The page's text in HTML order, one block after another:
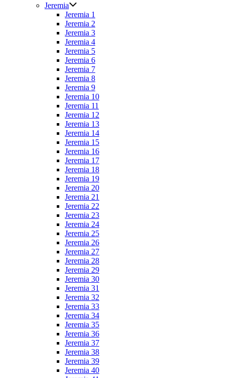
Jeremia
Jeremia 1
Jeremia 2
Jeremia 3
Jeremia 4
Jeremia 5
Jeremia 6
Jeremia 7
Jeremia 8
Jeremia 9
Jeremia 10
Jeremia 11
Jeremia 12
Jeremia 13
Jeremia 14
Jeremia 15
Jeremia 16
Jeremia 17
Jeremia 18
Jeremia 19
Jeremia 20
Jeremia 21
Jeremia 22
Jeremia 23
Jeremia 24
Jeremia 25
Jeremia 26
Jeremia 27
Jeremia 28
Jeremia 29
Jeremia 30
Jeremia 31
Jeremia 32
Jeremia 33
Jeremia 34
Jeremia 35
Jeremia 36
Jeremia 37
Jeremia 38
Jeremia 39
Jeremia 40